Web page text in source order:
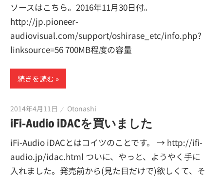
ソースはこちら。2016年11月30日付。
http://jp.pioneer-
audiovisual.com/support/oshirase_etc/info.php?
linksource=56 700MB程度の容量
続きを読む
2014年4月11日 Otonashi
iFi-Audio iDACを買いました
iFi-Audio iDACとはコイツのことです。 → http://ifi-
audio.jp/idac.html ついに、やっと、ようやく手に
入れました。発売前から(見た目だけで)欲しくて、そ